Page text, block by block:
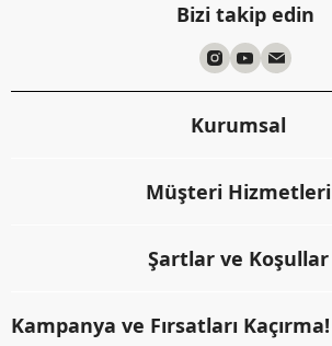
Bizi takip edin
Kurumsal
Müşteri Hizmetleri
Şartlar ve Koşullar
Kampanya ve Fırsatları Kaçırma!